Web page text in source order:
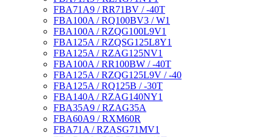
FBA71A9 / RR71BV / -40T
FBA100A / RQ100BV3 / W1
FBA100A / RZQG100L9V1
FBA125A / RZQSG125L8Y1
FBA125A / RZAG125NV1
FBA100A / RR100BW / -40T
FBA125A / RZQG125L9V / -40
FBA125A / RQ125B / -30T
FBA140A / RZAG140NY1
FBA35A9 / RZAG35A
FBA60A9 / RXM60R
FBA71A / RZASG71MV1